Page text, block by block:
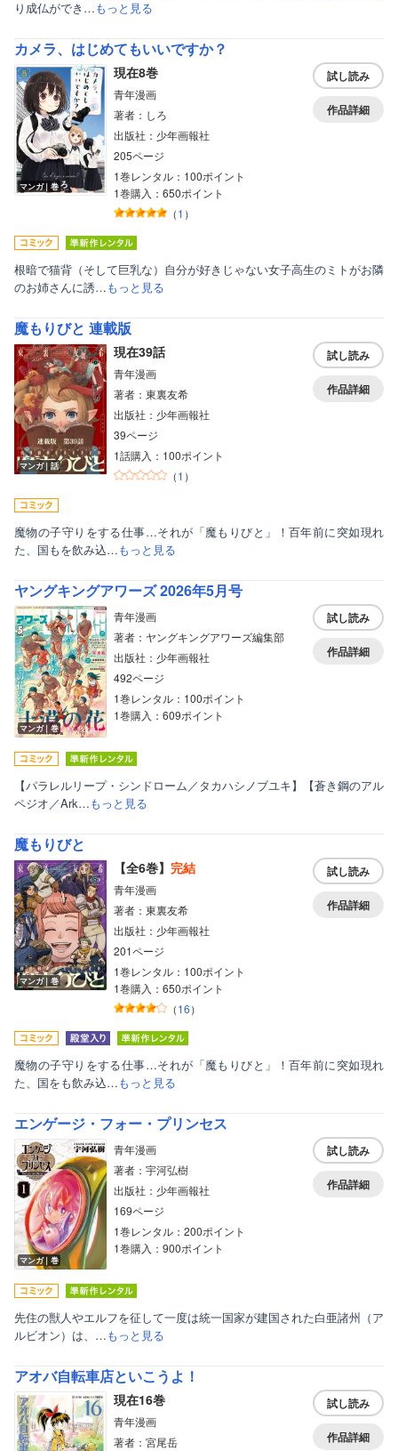
り成仏ができ…もっと見る
カメラ、はじめてもいいですか？
マンガ｜巻
現在8巻
青年漫画
著者：しろ
出版社：少年画報社
205ページ
1巻レンタル：100ポイント
1巻購入：650ポイント
（1 ）
試し読み
作品詳細
根暗で猫背（そして巨乳な）自分が好きじゃない女子高生のミトがお隣
のお姉さんに誘…もっと見る
魔もりびと 連載版
マンガ｜話
現在39話
青年漫画
著者：東裏友希
出版社：少年画報社
39ページ
1話購入：100ポイント
（1 ）
試し読み
作品詳細
魔物の子守りをする仕事…それが「魔もりびと」！百年前に突如現れ
た、国もを飲み込…もっと見る
ヤングキングアワーズ 2026年5月号
マンガ｜巻
青年漫画
著者：ヤングキングアワーズ編集部
出版社：少年画報社
492ページ
1巻レンタル：100ポイント
1巻購入：609ポイント
試し読み
作品詳細
【パラレルリープ・シンドローム／タカハシノブユキ】【蒼き鋼のアル
ペジオ／Ark…もっと見る
魔もりびと
マンガ｜巻
【全6巻】 完結
青年漫画
著者：東裏友希
出版社：少年画報社
201ページ
1巻レンタル：100ポイント
1巻購入：650ポイント
（16）
試し読み
作品詳細
魔物の子守りをする仕事…それが「魔もりびと」！百年前に突如現れ
た、国をも飲み込…もっと見る
エンゲージ・フォー・プリンセス
マンガ｜巻
青年漫画
著者：宇河弘樹
出版社：少年画報社
169ページ
1巻レンタル：200ポイント
1巻購入：900ポイント
試し読み
作品詳細
先住の獣人やエルフを征して一度は統一国家が建国された白亜諸州（ア
ルビオン）は、…もっと見る
アオバ自転車店といこうよ！
現在16巻
青年漫画
著者：宮尾岳
試し読み
作品詳細